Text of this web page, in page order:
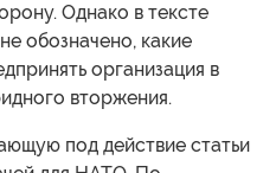
Однако в тексте
обозначено, какие
организация в
вторжения.
под действие статьи